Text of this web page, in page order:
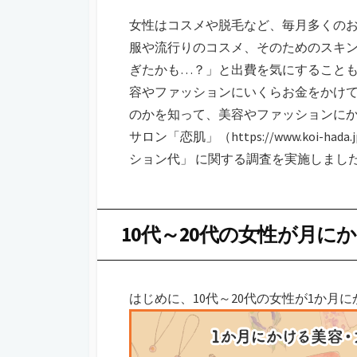
女性はコスメや脱毛など、毎月多くの
服や流行りのコスメ、そのためのスキ
ぎたかも…？」と出費を気にすること
容やファッションにいくらお金をかけ
のかを知って、美容やファッションに
サロン「恋肌」（https://www.koi-
ション代」 に関する調査を実施しまし
10代～20代の女性が月に
はじめに、10代～20代の女性が1か月